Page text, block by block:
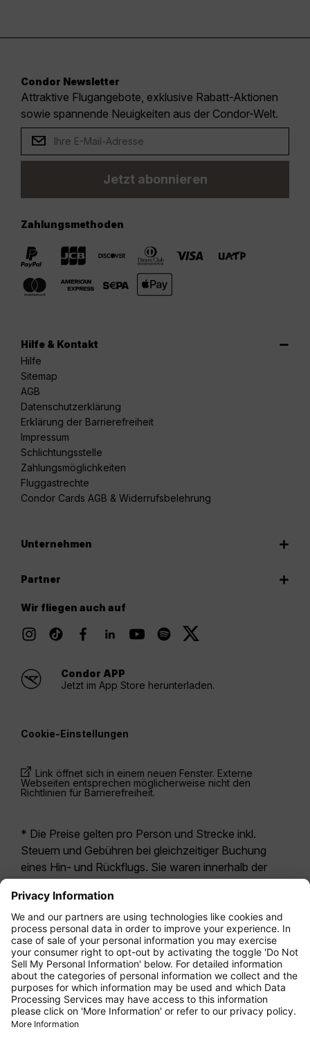
Condor Newsletter
Attraktive Flugangebote, exklusive Rabatt-Aktionen
sowie spannende Neuigkeiten aus der Condor-Welt.
Jetzt abonnieren
Zahlungsmethoden
Hilfe & Kontakt
Hilfe
Sitemap
AGB
Datenschutzerklärung
Erklärung der Barrierefreiheit
Impressum
Schlichtungsstelle
Zahlungsmöglichkeiten
Fluggastrechte
Condor Cards AGB & Widerrufsbelehrung
Unternehmen
Partner
Wir fliegen auch auf
Condor APP
Jetzt im App Store herunterladen.
Cookie-Einstellungen
Link öffnet sich in einem neuen Fenster. Externe
Webseiten entsprechen möglicherweise nicht den
Richtlinien für Barrierefreiheit.
* Die Preise gelten pro Person und Strecke inkl.
Steuern und Gebühren bei gleichzeitiger Buchung
eines Hin- und Rückflugs. Sie waren innerhalb der
letzten 24 Stunden verfügbar und sind
möglicherweise nicht mehr aktuell. Bei den für die
Economy Class angegebenen Tarifen handelt es
sich i.d.R. um Economy Zero, unsere restriktivste
Tarifoption. Es können hierfür zusätzliche Gebühren
fürAufgabegepäck oder für andere optionale
Leistungen anfallen. Es gelten dieAllgemeinen
Geschäftsbedingungen .